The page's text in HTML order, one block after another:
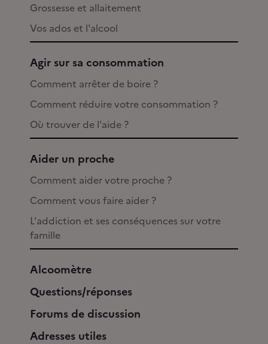
Grossesse et allaitement
Vos ados et l'alcool
Agir sur sa consommation
Comment arrêter de boire ?
Comment réduire votre consommation ?
Où trouver de l'aide ?
Aider un proche
Comment aider votre proche ?
Comment vous faire aider ?
L'addiction et ses conséquences sur votre
famille
Alcoomètre
Questions/réponses
Forums de discussion
Adresses utiles